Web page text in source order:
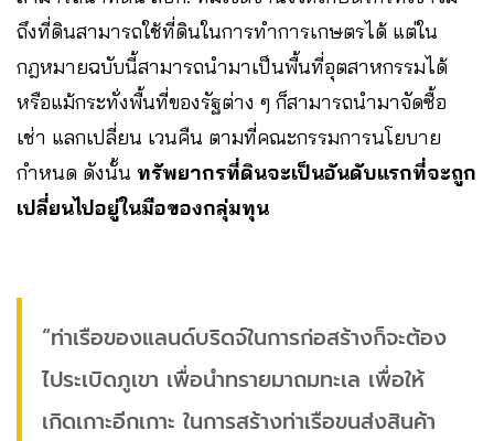
ถึงที่ดินสามารถใช้ที่ดินในการทำการเกษตรได้ แต่ใน
กฎหมายฉบับนี้สามารถนำมาเป็นพื้นที่อุตสาหกรรมได้
หรือแม้กระทั่งพื้นที่ของรัฐต่าง ๆ ก็สามารถนำมาจัดซื้อ
เช่า แลกเปลี่ยน เวนคืน ตามที่คณะกรรมการนโยบาย
กำหนด ดังนั้น ทรัพยากรที่ดินจะเป็นอันดับแรกที่จะถูก
เปลี่ยนไปอยู่ในมือของกลุ่มทุน
“ท่าเรือของแลนด์บริดจ์ในการก่อสร้างก็จะต้อง
ไประเบิดภูเขา เพื่อนำทรายมาถมทะเล เพื่อให้
เกิดเกาะอีกเกาะ ในการสร้างท่าเรือขนส่งสินค้า